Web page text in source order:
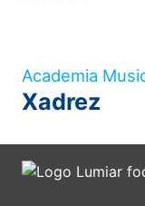
Academia
Xadrez